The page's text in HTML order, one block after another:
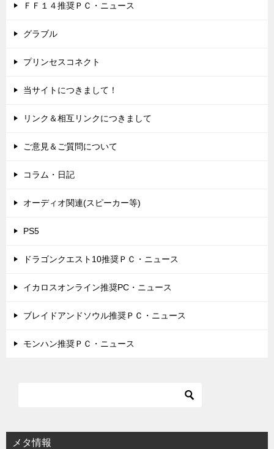
ＦＦ１４推奨ＰＣ・ニュース
グラブル
プリンセスコネクト
当サイトにつきまして！
リンク＆相互リンクにつきまして
ご意見＆ご質問について
コラム・日記
オーディオ関連(スピーカー等)
PS5
ドラゴンクエスト10推奨ＰＣ・ニュース
イカロスオンライン推奨PC・ニュース
ブレイドアンドソウル推奨ＰＣ・ニュース
モンハン推奨ＰＣ・ニュース
メタ情報